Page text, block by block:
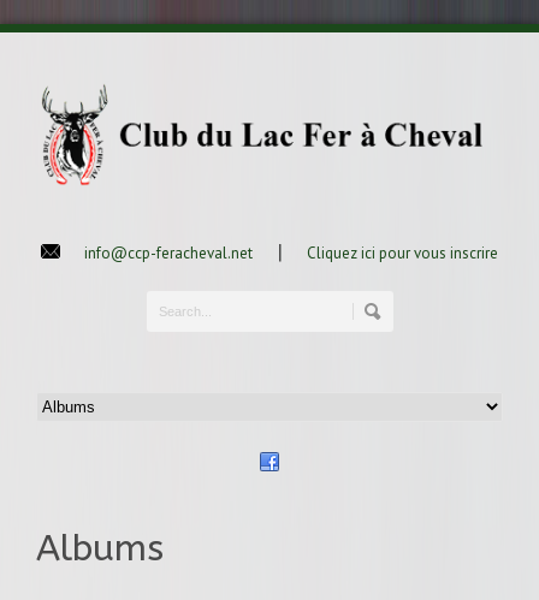
info@ccp-feracheval.net | Cliquez ici pour vous inscrire
Albums